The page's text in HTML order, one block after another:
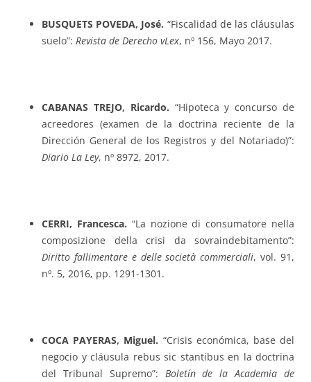
BUSQUETS POVEDA, José. “Fiscalidad de las cláusulas
suelo”: Revista de Derecho vLex, nº 156, Mayo 2017.
CABANAS TREJO, Ricardo. “Hipoteca y concurso de
acreedores (examen de la doctrina reciente de la
Dirección General de los Registros y del Notariado)”:
Diario La Ley, nº 8972, 2017.
CERRI, Francesca. “La nozione di consumatore nella
composizione della crisi da sovraindebitamento”:
Diritto fallimentare e delle società commerciali, vol. 91,
nº. 5, 2016, pp. 1291-1301.
COCA PAYERAS, Miguel. “Crisis económica, base del
negocio y cláusula rebus sic stantibus en la doctrina
del Tribunal Supremo”: Boletín de la Academia de